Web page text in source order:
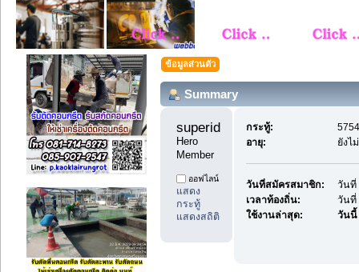
ข้อมูลส่วนตัว
Summary
Hero
Member
ออฟไลน์
แสดง
กระทู้
แสดงสถิติ
กระทู้:
อายุ:
ยังไ
วันที่สมัครสมาชิก:
วันที่
เวลาท้องถิ่น:
วันที่
ใช้งานล่าสุด:
วันนี้